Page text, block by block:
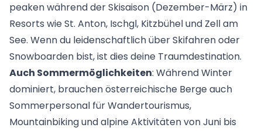
peaken während der Skisaison (Dezember-März) in
Resorts wie St. Anton, Ischgl, Kitzbühel und Zell am
See. Wenn du leidenschaftlich über Skifahren oder
Snowboarden bist, ist dies deine Traumdestination.
Auch Sommermöglichkeiten: Während Winter
dominiert, brauchen österreichische Berge auch
Sommerpersonal für Wandertourismus,
Mountainbiking und alpine Aktivitäten von Juni bis